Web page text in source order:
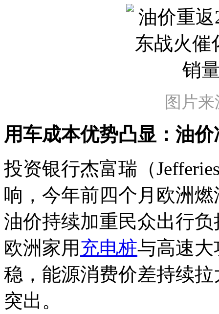
图片
用车成本优势凸显：油
投资银行杰富瑞（
响，今年前四个月欧洲
油价持续加重民众出行
欧洲家用 充电桩与高速
稳，能源消费价差持续
突出。